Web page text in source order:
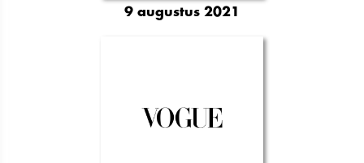
9 augustus 2021